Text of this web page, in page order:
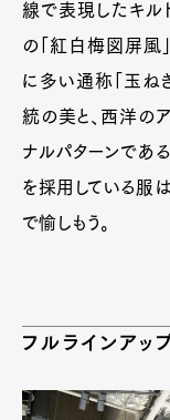
線で表現したキル
の「紅白梅図屏風
に多い通称「玉ね
統の美と、西洋の
ナルパターンであ
を採用している服
で愉しもう。
フルラインアッ